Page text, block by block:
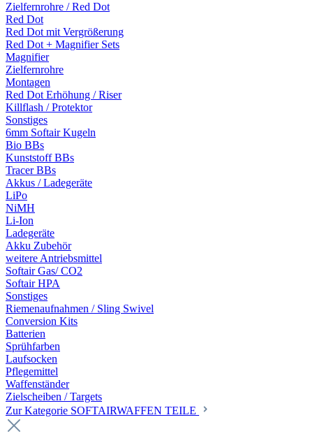
Zielfernrohre / Red Dot
Red Dot
Red Dot mit Vergrößerung
Red Dot + Magnifier Sets
Magnifier
Zielfernrohre
Montagen
Red Dot Erhöhung / Riser
Killflash / Protektor
Sonstiges
6mm Softair Kugeln
Bio BBs
Kunststoff BBs
Tracer BBs
Akkus / Ladegeräte
LiPo
NiMH
Li-Ion
Ladegeräte
Akku Zubehör
weitere Antriebsmittel
Softair Gas/ CO2
Softair HPA
Sonstiges
Riemenaufnahmen / Sling Swivel
Conversion Kits
Batterien
Sprühfarben
Laufsocken
Pflegemittel
Waffenständer
Zielscheiben / Targets
Zur Kategorie SOFTAIRWAFFEN TEILE